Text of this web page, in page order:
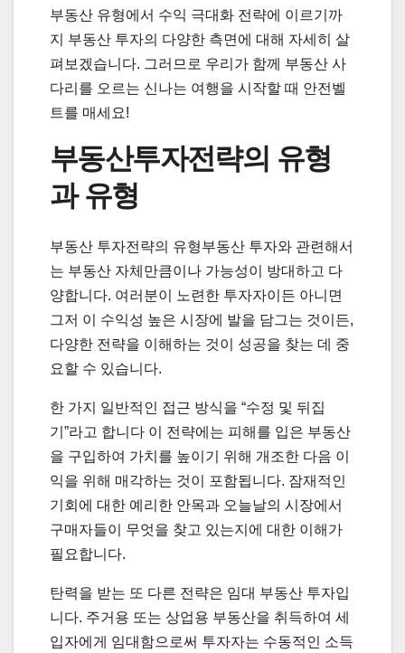
부동산 유형에서 수익 극대화 전략에 이르기까
지 부동산 투자의 다양한 측면에 대해 자세히 살
펴보겠습니다. 그러므로 우리가 함께 부동산 사
다리를 오르는 신나는 여행을 시작할 때 안전벨
트를 매세요!
부동산투자전략의 유형
과 유형
부동산 투자전략의 유형부동산 투자와 관련해서
는 부동산 자체만큼이나 가능성이 방대하고 다
양합니다. 여러분이 노련한 투자자이든 아니면
그저 이 수익성 높은 시장에 발을 담그는 것이든,
다양한 전략을 이해하는 것이 성공을 찾는 데 중
요할 수 있습니다.
한 가지 일반적인 접근 방식을 “수정 및 뒤집
기”라고 합니다 이 전략에는 피해를 입은 부동산
을 구입하여 가치를 높이기 위해 개조한 다음 이
익을 위해 매각하는 것이 포함됩니다. 잠재적인
기회에 대한 예리한 안목과 오늘날의 시장에서
구매자들이 무엇을 찾고 있는지에 대한 이해가
필요합니다.
탄력을 받는 또 다른 전략은 임대 부동산 투자입
니다. 주거용 또는 상업용 부동산을 취득하여 세
입자에게 임대함으로써 투자자는 수동적인 소득